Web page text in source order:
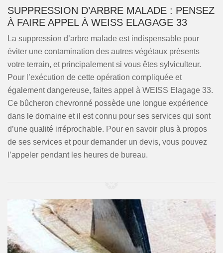
SUPPRESSION D’ARBRE MALADE : PENSEZ
À FAIRE APPEL À WEISS ELAGAGE 33
La suppression d’arbre malade est indispensable pour
éviter une contamination des autres végétaux présents
votre terrain, et principalement si vous êtes sylviculteur.
Pour l’exécution de cette opération compliquée et
également dangereuse, faites appel à WEISS Elagage 33.
Ce bûcheron chevronné possède une longue expérience
dans le domaine et il est connu pour ses services qui sont
d’une qualité irréprochable. Pour en savoir plus à propos
de ses services et pour demander un devis, vous pouvez
l’appeler pendant les heures de bureau.